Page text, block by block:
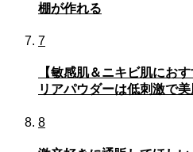
棚が作れる
7
【敏感肌＆ニキビ肌にお
リアパウダーは低刺激で美
8